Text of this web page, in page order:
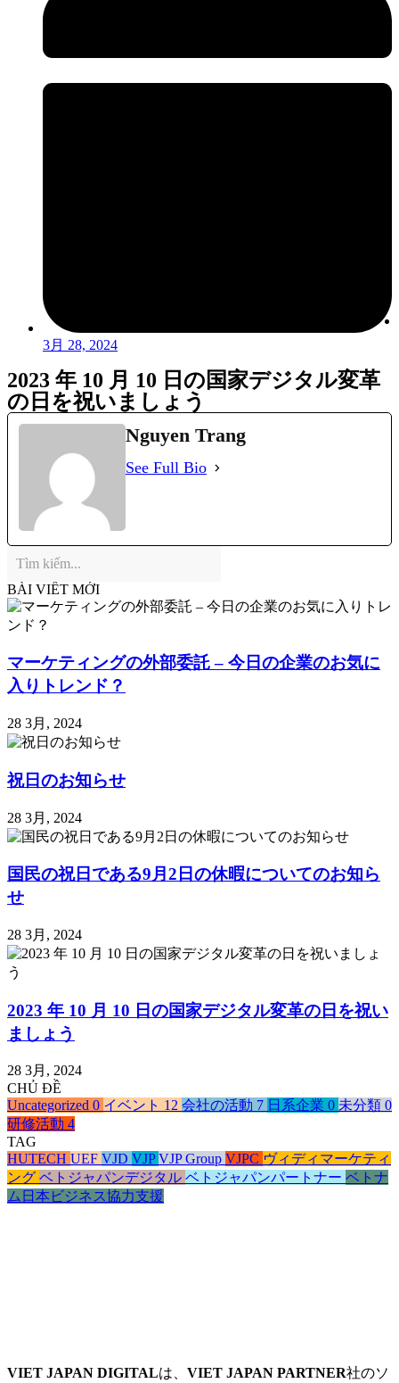
3月 28, 2024
2023 年 10 月 10 日の国家デジタル変革
の日を祝いましょう
Nguyen Trang
See Full Bio
BÀI VIẾT MỚI
マーケティングの外部委託 – 今日の企業のお気に
入りトレンド？
28 3月, 2024
祝日のお知らせ
28 3月, 2024
国民の祝日である9月2日の休暇についてのお知ら
せ
28 3月, 2024
2023 年 10 月 10 日の国家デジタル変革の日を祝い
ましょう
28 3月, 2024
CHỦ ĐỀ
Uncategorized 0 イベント 12 会社の活動 7 日系企業 0 未分類 0
研修活動 4
TAG
HUTECH UEF VJD VJP VJP Group VJPC ヴィディマーケティ
ング ベトジャパンデジタル ベトジャパンパートナー ベトナ
ム日本ビジネス協力支援
VIET JAPAN DIGITALは、 VIET JAPAN PARTNER社のソ